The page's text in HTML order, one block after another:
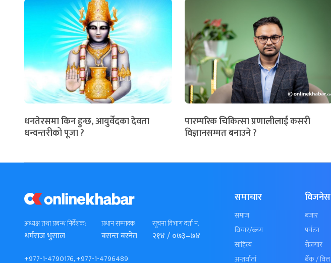
धनतेरसमा किन हुन्छ, आयुर्वेदका देवता
धन्वन्तरीको पूजा ?
पारम्परिक चिकित्सा प्रणालीलाई कसरी
विज्ञानसम्मत बनाउने ?
अध्यक्ष तथा प्रबन्ध निर्देशक:
धर्मराज भुसाल
प्रधान सम्पादक:
बसन्त बस्नेत
सूचना विभाग दर्ता नं.
२१४ / ०७३–७४
+977-1-4790176, +977-1-4796489
समाचार
समाज
विचार/ब्लग
साहित्य
अन्तर्वार्ता
विजनेस
बजार
पर्यटन
रोजगार
बैँक / वित्त